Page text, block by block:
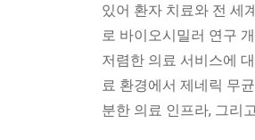
있어 환자 치료와 전 세
로 바이오시밀러 연구
저렴한 의료 서비스에
료 환경에서 제네릭 무
분한 의료 인프라, 그리